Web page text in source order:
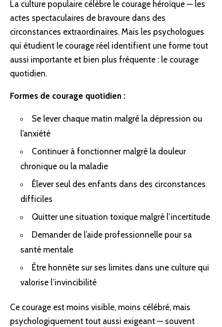
La culture populaire célèbre le courage héroïque — les
actes spectaculaires de bravoure dans des
circonstances extraordinaires. Mais les psychologues
qui étudient le courage réel identifient une forme tout
aussi importante et bien plus fréquente : le courage
quotidien.
Formes de courage quotidien :
Se lever chaque matin malgré la dépression ou
l’anxiété
Continuer à fonctionner malgré la douleur
chronique ou la maladie
Élever seul des enfants dans des circonstances
difficiles
Quitter une situation toxique malgré l’incertitude
Demander de l’aide professionnelle pour sa
santé mentale
Être honnête sur ses limites dans une culture qui
valorise l’invincibilité
Ce courage est moins visible, moins célébré, mais
psychologiquement tout aussi exigeant — souvent